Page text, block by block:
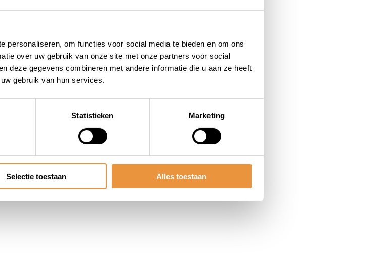
personaliseren, om functies voor social media te bieden en om ons
over uw gebruik van onze site met onze partners voor social
deze gegevens combineren met andere informatie die u aan ze heeft
gebruik van hun services.
Statistieken Marketing
Selectie toestaan Alles toestaan